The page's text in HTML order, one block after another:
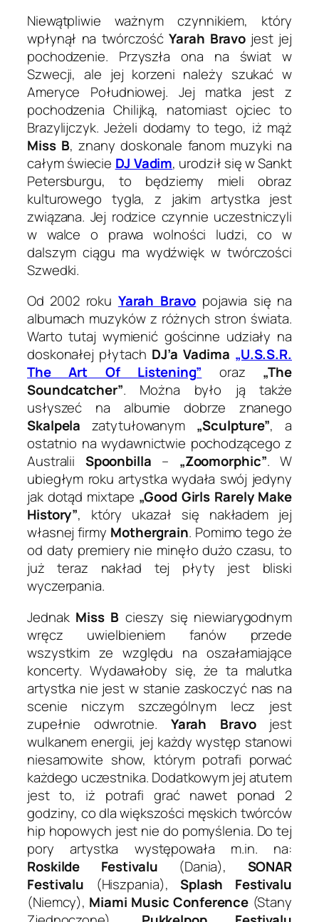
Niewątpliwie ważnym czynnikiem, który
wpłynął na twórczość Yarah Bravo jest jej
pochodzenie. Przyszła ona na świat w
Szwecji, ale jej korzeni należy szukać w
Ameryce Południowej. Jej matka jest z
pochodzenia Chilijką, natomiast ojciec to
Brazylijczyk. Jeżeli dodamy to tego, iż mąż
Miss B, znany doskonale fanom muzyki na
całym świecie DJ Vadim, urodził się w Sankt
Petersburgu, to będziemy mieli obraz
kulturowego tygla, z jakim artystka jest
związana. Jej rodzice czynnie uczestniczyli
w walce o prawa wolności ludzi, co w
dalszym ciągu ma wydźwięk w twórczości
Szwedki.
Od 2002 roku Yarah Bravo pojawia się na
albumach muzyków z różnych stron świata.
Warto tutaj wymienić gościnne udziały na
doskonałej płytach DJ’a Vadima „U.S.S.R.
The Art Of Listening” oraz „The
Soundcatcher”. Można było ją także
usłyszeć na albumie dobrze znanego
Skalpela zatytułowanym „Sculpture”, a
ostatnio na wydawnictwie pochodzącego z
Australii Spoonbilla – „Zoomorphic”. W
ubiegłym roku artystka wydała swój jedyny
jak dotąd mixtape „Good Girls Rarely Make
History”, który ukazał się nakładem jej
własnej firmy Mothergrain. Pomimo tego że
od daty premiery nie minęło dużo czasu, to
już teraz nakład tej płyty jest bliski
wyczerpania.
Jednak Miss B cieszy się niewiarygodnym
wręcz uwielbieniem fanów przede
wszystkim ze względu na oszałamiające
koncerty. Wydawałoby się, że ta malutka
artystka nie jest w stanie zaskoczyć nas na
scenie niczym szczególnym lecz jest
zupełnie odwrotnie. Yarah Bravojest
wulkanem energii, jej każdy występ stanowi
niesamowite show, którym potrafi porwać
każdego uczestnika. Dodatkowym jej atutem
jest to, iż potrafi grać nawet ponad 2
godziny, co dla większości męskich twórców
hip hopowych jest nie do pomyślenia. Do tej
pory artystka występowała m.in. na:
Roskilde Festivalu (Dania), SONAR
Festivalu (Hiszpania), Splash Festivalu
(Niemcy), Miami Music Conference (Stany